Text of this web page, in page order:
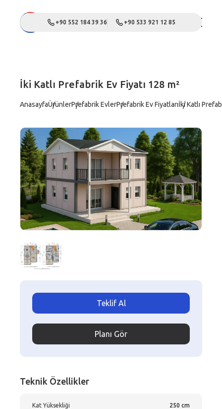
+90 552 184 39 36 +90 533 921 12 85
İki Katlı Prefabrik Ev Fiyatı 128 m²
AnasayfaÜrünlerPrefabrik EvlerPrefabrik Ev Fiyatlarıİki Katlı
Teklif Al
Planı Gör
Teknik Özellikler
Kat Yüksekliği 250 cm